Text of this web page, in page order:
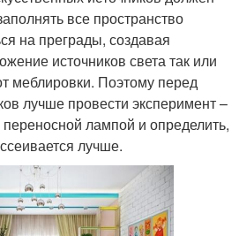
все пространство
на преграды, создавая
источников света так или
меблировки. Поэтому перед
лучше провести эксперимент –
лампой и определить,
лучше.